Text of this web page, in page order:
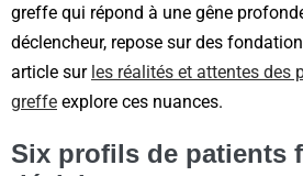
greffe qui répond à une gêne
déclencheur, repose sur des
article sur les réalités et attentes des
greffe explore ces nuances.
Six profils de patients